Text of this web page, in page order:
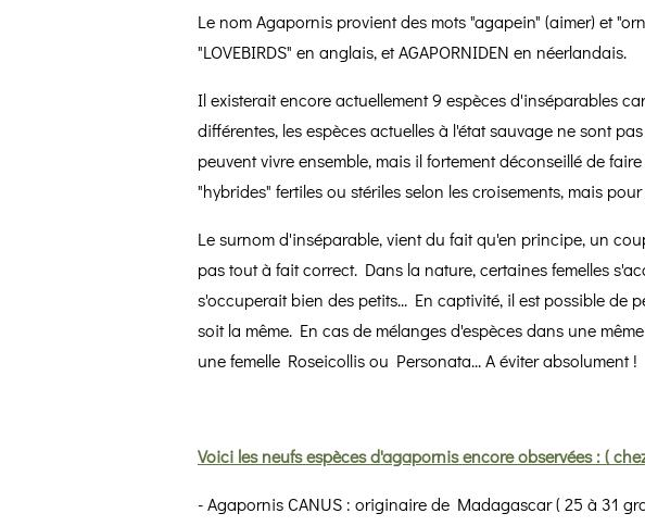
Le nom Agapornis provient des mots "agapein" (aimer) et
"LOVEBIRDS" en anglais, et AGAPORNIDEN en néerlandais.
Il existerait encore actuellement 9 espèces d'inséparables
différentes, les espèces actuelles à l'état sauvage ne sont
peuvent vivre ensemble, mais il fortement déconseillé de
"hybrides" fertiles ou stériles selon les croisements, mais
Le surnom d'inséparable, vient du fait qu'en principe, un
pas tout à fait correct. Dans la nature, certaines femelles
s'occuperait bien des petits... En captivité, il est possible de
soit la même. En cas de mélanges d'espèces dans une
une femelle Roseicollis ou Personata... A éviter absolument !
Voici les neufs espèces d'agapornis encore observées : (
- Agapornis CANUS : originaire de Madagascar ( 25 à 31